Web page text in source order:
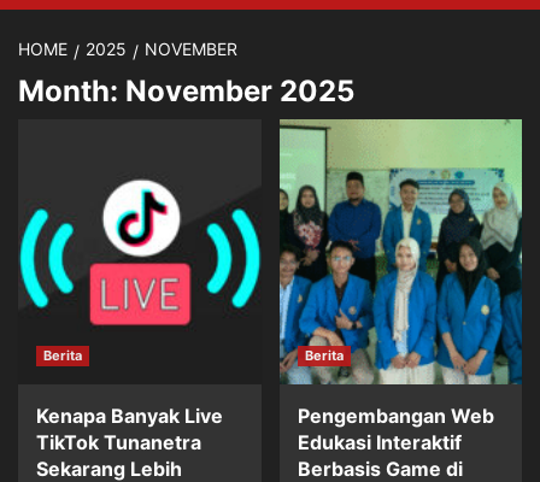
HOME 2025 NOVEMBER
Month: November 2025
Berita
Kenapa Banyak Live
TikTok Tunanetra
Sekarang Lebih
Berita
Pengembangan Web
Edukasi Interaktif
Berbasis Game di